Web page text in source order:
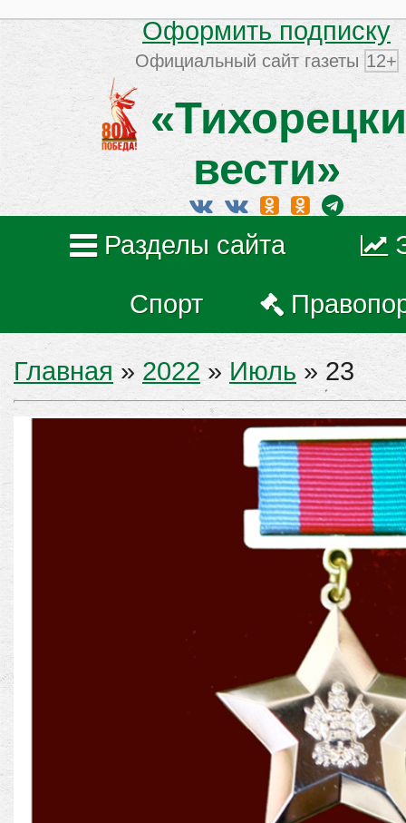
Оформить подписку
Официальный сайт газеты 12+
вести»
Разделы сайта
Спорт
Главная » 2022 » Июль » 23